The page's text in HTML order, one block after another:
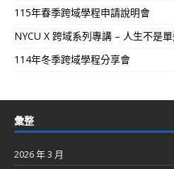
115年春季跨域學程申請說明會
NYCU X 跨域系列專講 – 人生不是
114年冬季跨域學程分享會
彙整
2026 年 3 月